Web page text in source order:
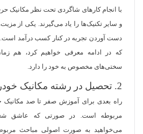
با انجام کارهای شاگردی تحت نظر مکانیک
و سایر تکنیک‌ها را یاد می‌گیرند. یکی از
دست آوردن تجربه در کنار کسب درآمد
که در ادامه معرفی خواهیم کرد، هم
سختی‌های مخصوص به خود را دارد.
2. تحصیل در رشته مکانیک خودرو
راه بعدی برای آموزش صفر تا صد مکانیک
مربوطه است. در صورتی که عاشق
می‌خواهید به صورت اصولی مباحث مربوط